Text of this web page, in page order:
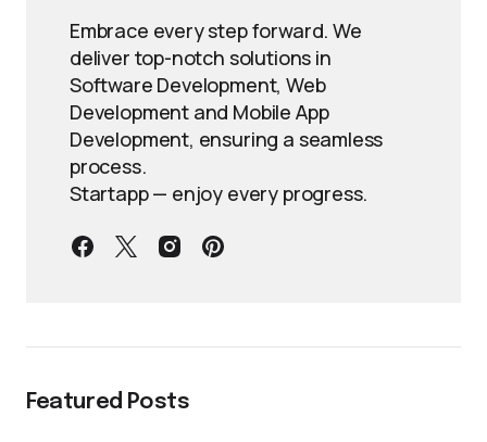
Embrace every step forward. We
deliver top-notch solutions in
Software Development, Web
Development and Mobile App
Development, ensuring a seamless
process.
Startapp — enjoy every progress.
Featured Posts